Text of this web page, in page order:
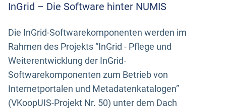
InGrid – Die Software hinter NUMIS
Die InGrid-Softwarekomponenten werden im
Rahmen des Projekts “InGrid - Pflege und
Weiterentwicklung der InGrid-
Softwarekomponenten zum Betrieb von
Internetportalen und Metadatenkatalogen”
(VKoopUIS-Projekt Nr. 50) unter dem Dach